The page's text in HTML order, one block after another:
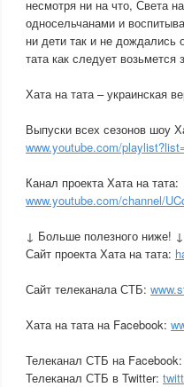
несмотря ни на что, Света
односельчанами и
ни дети так и не дождались
тата как следует возьмется
Хата на тата – украинская
Выпуски всех сезонов шоу
www.youtube.com/
Канал проекта Хата на тата:
www.youtube.com/channel/
↓ Больше полезного ниже! ↓
Сайт проекта Хата на тата:
Сайт телеканала СТБ:
Хата на тата на Facebook:
Телеканал СТБ на Facebook:
Телеканал СТБ в Twitter: